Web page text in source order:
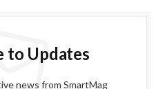
to Updates
news from SmartMag